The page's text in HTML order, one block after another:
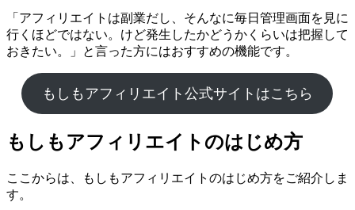
「アフィリエイトは副業だし、そんなに毎日管理画面を見に
行くほどではない。けど発生したかどうかくらいは把握して
おきたい。」と言った方にはおすすめの機能です。
もしもアフィリエイト公式サイトはこちら
もしもアフィリエイトのはじめ方
ここからは、もしもアフィリエイトのはじめ方をご紹介しま
す。